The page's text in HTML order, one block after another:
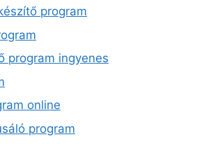
program
program ingyenes
online
program